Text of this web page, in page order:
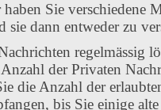
Sie verschiedene
sie dann entweder zu
regelmässig
der Privaten
die Anzahl der
bis Sie einige